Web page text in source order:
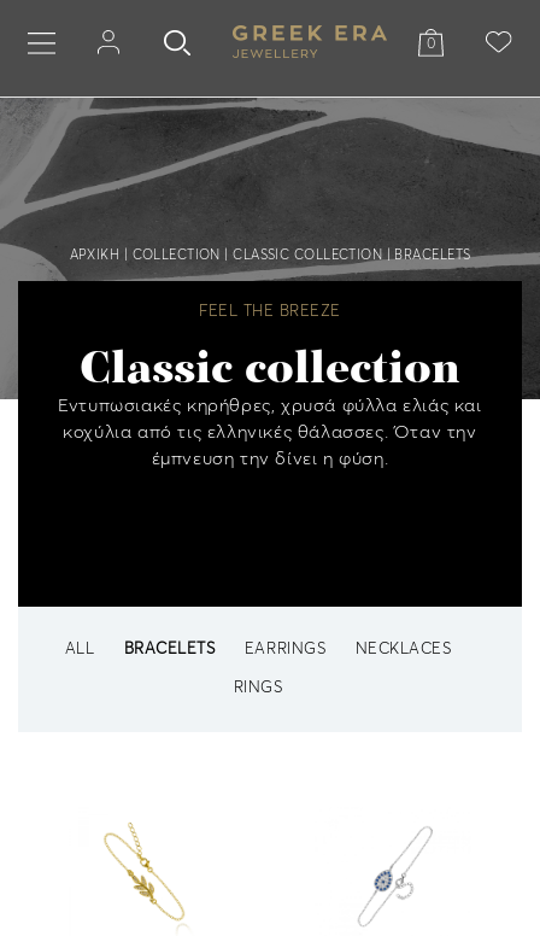
0
ΑΡΧΙΚΗ COLLECTION |CLASSIC COLLECTION BRACELETS
FEEL THE BREEZE
Classic collection
Εντυπωσιακές κηρήθρες, χρυσά φύλλα ελιάς και
κοχύλια από τις ελληνικές θάλασσες. Όταν την
έμπνευση την δίνει η φύση.
ALL BRACELETS EARRINGS NECKLACES
RINGS